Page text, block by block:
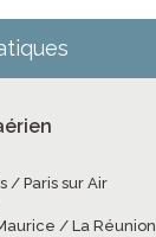
/ Paris sur Air
/ La Réunion